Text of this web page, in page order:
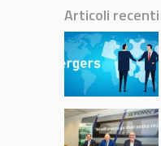
Articoli recenti